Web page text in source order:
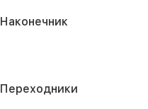
Наконечник
Переходники